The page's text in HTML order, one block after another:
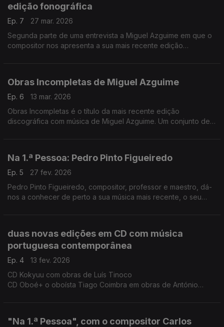
edição fonográfica
Ep. 7
27 mar. 2026
Segunda parte de uma entrevista a Miguel Azguime em que o
compositor nos apresenta a sua mais recente edição
Obras Incompletas de Miguel Azguime
Ep. 6
13 mar. 2026
Obras Incompletas é o título da mais recente edição
discográfica com música de Miguel Azguime. Um conjunto de
Na 1.ª Pessoa: Pedro Pinto Figueiredo
Ep. 5
27 fev. 2026
Pedro Pinto Figueiredo, compositor, professor e maestro, dá-
nos a conhecer de perto a sua música mais recente, o seu
duas novas edições em CD com música
portuguesa contemporânea
Ep. 4
13 fev. 2026
CD Kokyuu com obras de Luís Tinoco
CD Oboé+ o oboísta Tiago Coimbra em obras de António
"Na 1.ª Pessoa", com o compositor Carlos